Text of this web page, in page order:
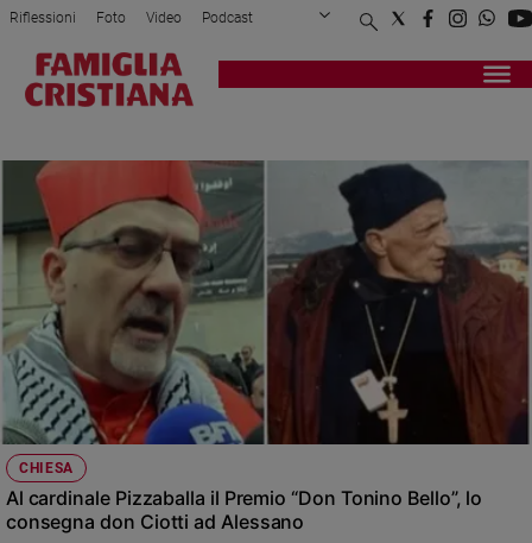
Attualità
Politica
Mondo
Economia
Legalità
e
giustizia
Sport
Interviste
Papa
Papa
Chiesa
Riflessioni Foto Video Podcast
Privacy Policy Chi siamo
Registrati Redazione
CHIESA
Al cardinale Pizzaballa il Premio “Don Tonino Bello”, lo
consegna don Ciotti ad Alessano